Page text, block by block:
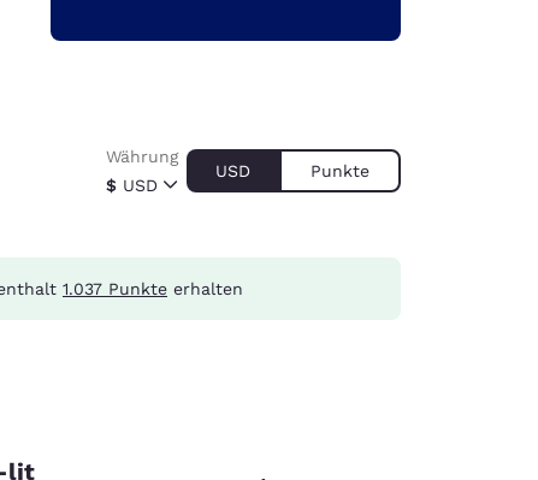
$ USD
Währung
USD Punkte
1.037 Punkte erhalten
lit